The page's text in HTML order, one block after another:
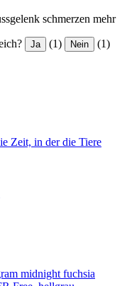
schmerzen mehr
Ja (1) Nein (1)
Zeit, in der die Tiere
midnight fuchsia